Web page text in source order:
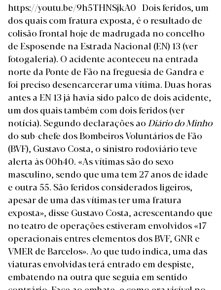
https://youtu.be/9h5THNSjkA0 Dois feridos, um
dos quais com fratura exposta, é o resultado de
colisão frontal hoje de madrugada no concelho
de Esposende na Estrada Nacional (EN) 13 (ver
fotogaleria). O acidente aconteceu na entrada
norte da Ponte de Fão na freguesia de Gandra e
foi preciso desencarcerar uma vítima. Duas horas
antes a EN 13 já havia sido palco de dois acidente,
um dos quais também com dois feridos (ver
notícia). Segundo declarações aoDiário do Minho
do sub-chefe dos Bombeiros Voluntários de Fão
(BVF), Gustavo Costa, o sinistro rodoviário teve
alerta às 00h40. «As vítimas são do sexo
masculino, sendo que uma tem 27 anos de idade
e outra 55. São feridos considerados ligeiros,
apesar de uma das vítimas ter uma fratura
exposta», disse Gustavo Costa, acrescentando que
no teatro de operações estiveram envolvidos «17
operacionais entres elementos dos BVF, GNR e
VMER de Barcelos». Ao que tudo indica, uma das
viaturas envolvidas terá entrado em despiste,
embatendo na outra que seguia em sentido